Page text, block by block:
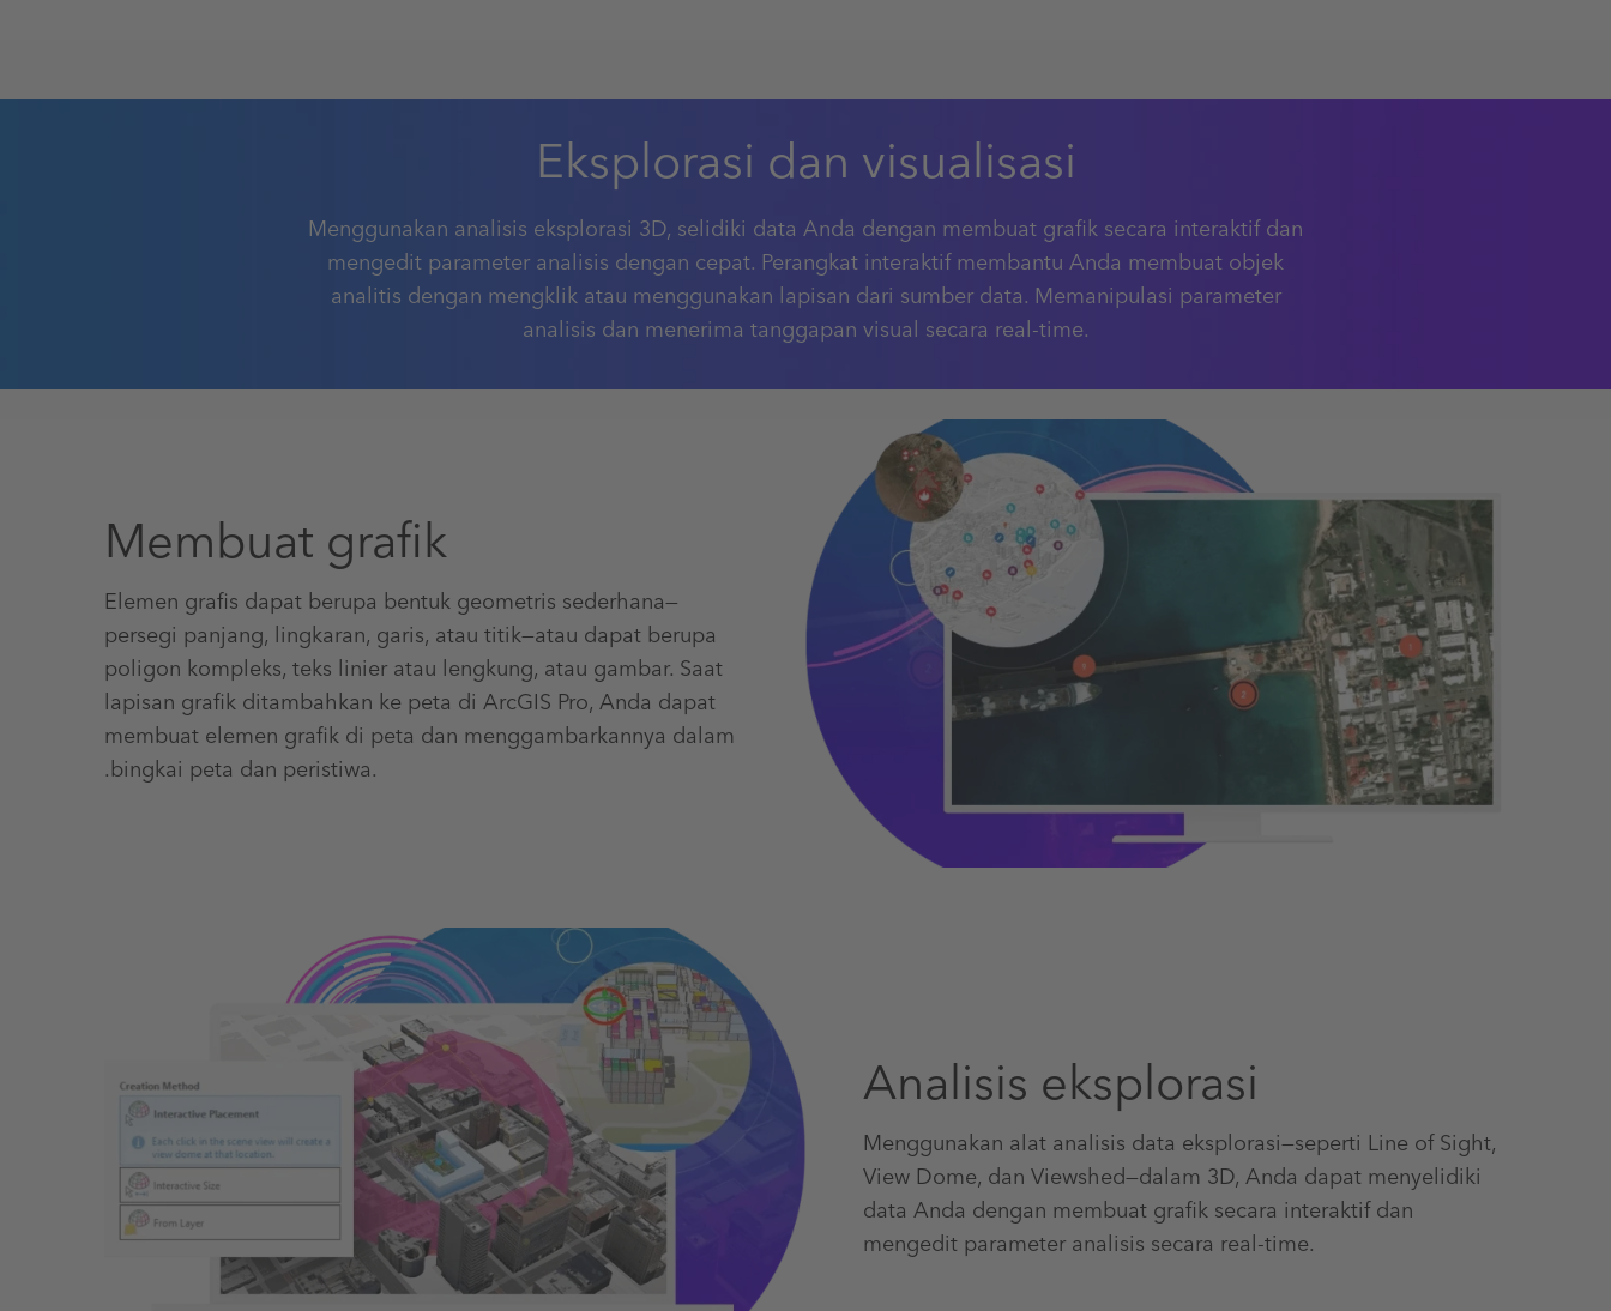
Eksplorasi dan visualisasi
Menggunakan analisis eksplorasi 3D, selidiki data Anda dengan membuat grafik secara interaktif dan
mengedit parameter analisis dengan cepat. Perangkat interaktif membantu Anda membuat objek
analitis dengan mengklik atau menggunakan lapisan dari sumber data. Memanipulasi parameter
analisis dan menerima tanggapan visual secara real-time.
Membuat grafik
Elemen grafis dapat berupa bentuk geometris sederhana—
persegi panjang, lingkaran, garis, atau titik—atau dapat berupa
poligon kompleks, teks linier atau lengkung, atau gambar. Saat
lapisan grafik ditambahkan ke peta di ArcGIS Pro, Anda dapat
membuat elemen grafik di peta dan menggambarkannya dalam
.bingkai peta dan peristiwa.
Analisis eksplorasi
Menggunakan alat analisis data eksplorasi—seperti Line of Sight,
View Dome, dan Viewshed—dalam 3D, Anda dapat menyelidiki
data Anda dengan membuat grafik secara interaktif dan
mengedit parameter analisis secara real-time.